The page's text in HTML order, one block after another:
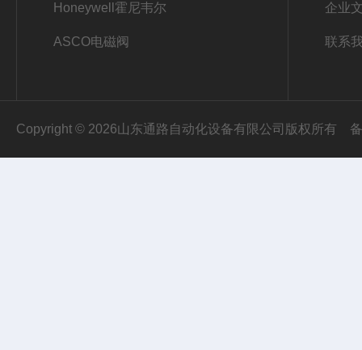
Honeywell霍尼韦尔
ASCO电磁阀
企业
联系
Copyright © 2026山东通路自动化设备有限公司版权所有